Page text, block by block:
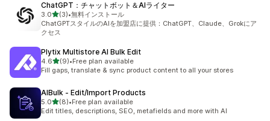
ChatGPT：チャットボット＆AIライター
3.05つ星中
(3)
合計レビュー数：3件
•無料インストール
ChatGPTスタイルのAIを加盟店に提供：ChatGPT、Claude、Grokにア
クセス
Plytix Multistore AI Bulk Edit
4.65つ星中
(9)
合計レビュー数：9件
•Free plan available
Fill gaps, translate & sync product content to all your stores
AIBulk ‑ Edit/Import Products
5.05つ星中
(8)
合計レビュー数：8件
•Free plan available
Edit titles, descriptions, SEO, metafields and more with AI